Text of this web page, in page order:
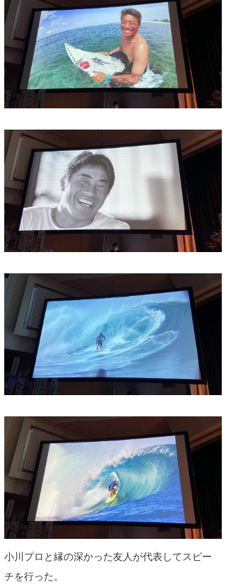
小川プロと縁の深かった友人が代表してスピー
チを行った。